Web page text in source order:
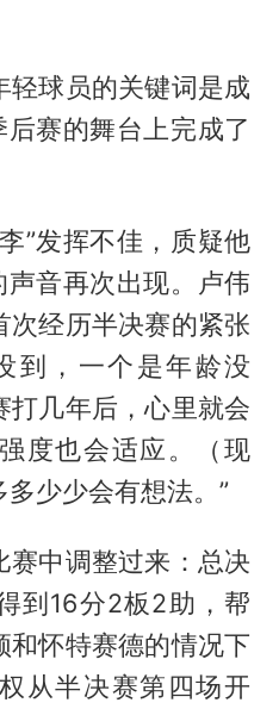
轻球员的关键词是成
后赛的舞台上完成了
”发挥不佳，质疑他
声音再次出现。卢伟
次经历半决赛的紧张
到，一个是年龄没
打几年后，心里就会
度也会适应。（现
少少会有想法。”
赛中调整过来：总决
到16分2板2助，帮
和怀特赛德的情况下
从半决赛第四场开